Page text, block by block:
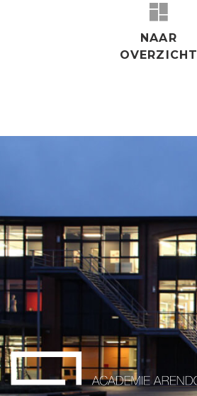
NAAR
OVERZICHT